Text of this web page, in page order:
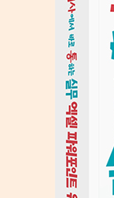
기 ★우선순위
서식 지정하기 ★우
식 사용자 지정하기
식 지정하기
양수/음수/0의 서
네 자리마다 쉼표
지정 표시 형식 설
로 조건부 서식
식 지정하기